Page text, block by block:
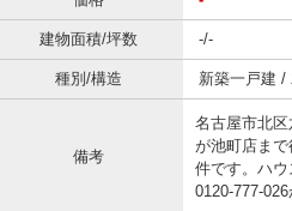
建物面積/坪数 -/-
種別/構造 新築一戸建 /
備考
名古屋市北
が池町店ま
件です。ハ
0120-777-026